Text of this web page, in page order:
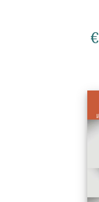
€